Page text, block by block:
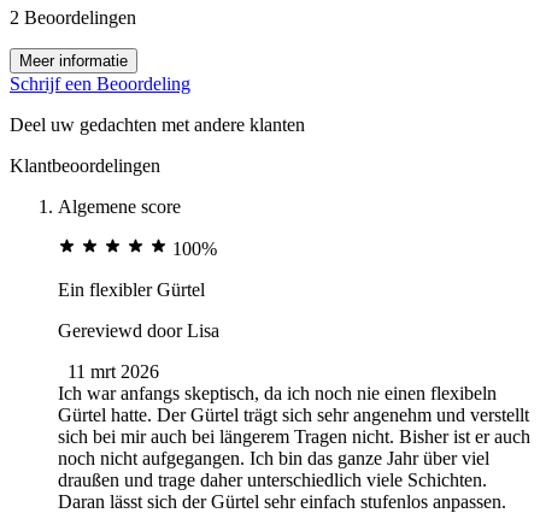
2 Beoordelingen
Meer informatie
Schrijf een Beoordeling
Deel uw gedachten met andere klanten
Klantbeoordelingen
Algemene score
100%
Ein flexibler Gürtel
Gereviewd doorLisa
11 mrt 2026
Ich war anfangs skeptisch, da ich noch nie einen flexibeln
Gürtel hatte. Der Gürtel trägt sich sehr angenehm und verstellt
sich bei mir auch bei längerem Tragen nicht. Bisher ist er auch
noch nicht aufgegangen. Ich bin das ganze Jahr über viel
draußen und trage daher unterschiedlich viele Schichten.
Daran lässt sich der Gürtel sehr einfach stufenlos anpassen.